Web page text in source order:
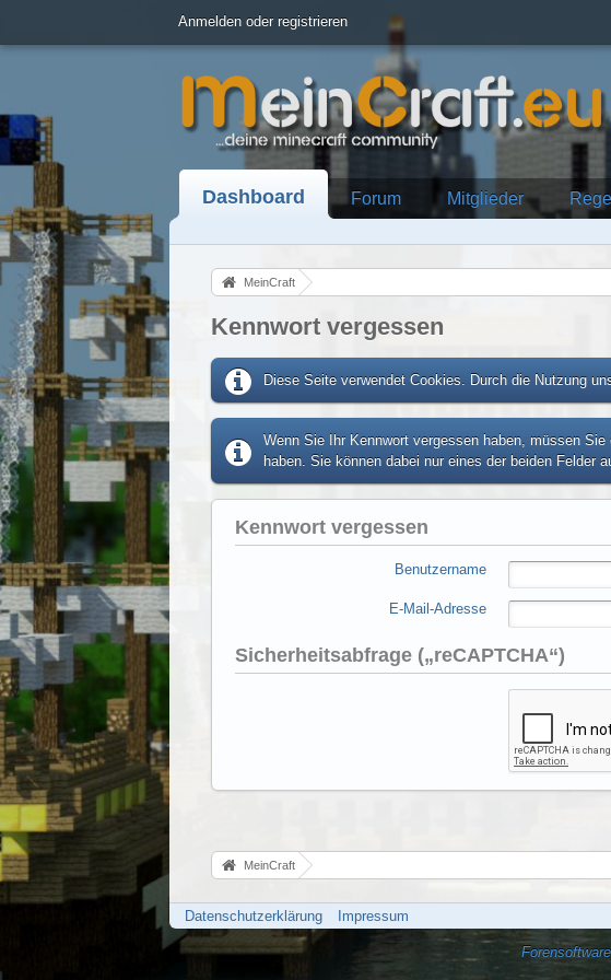
Anmelden oder registrieren
Dashboard Forum Mitglieder
MeinCraft
Kennwort vergessen
Diese Seite verwendet Cookies. Durch die Nutzung
Wenn Sie Ihr Kennwort vergessen haben, müssen
haben. Sie können dabei nur eines der beiden Felder
Kennwort vergessen
Benutzername
E-Mail-Adresse
Sicherheitsabfrage („reCAPTCHA“)
MeinCraft
Datenschutzerklärung Impressum